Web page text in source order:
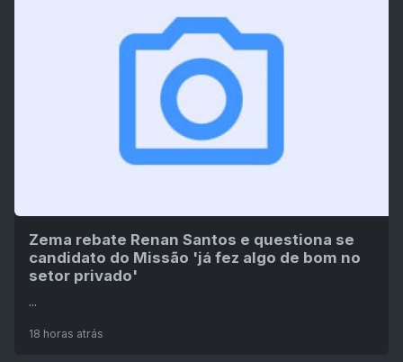
Zema rebate Renan Santos e questiona se
candidato do Missão 'já fez algo de bom no
setor privado'
...
18 horas atrás